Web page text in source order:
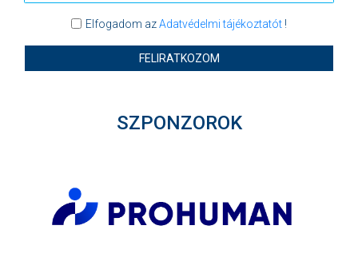
Elfogadom azAdatvédelmi tájékoztatót!
FELIRATKOZOM
SZPONZOROK